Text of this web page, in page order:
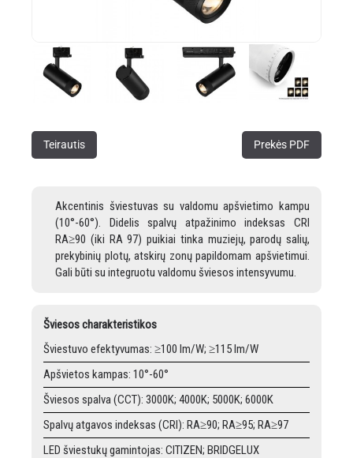
Teirautis Prekės PDF
Akcentinis šviestuvas su valdomu apšvietimo kampu
(10°-60°). Didelis spalvų atpažinimo indeksas CRI
RA≥90 (iki RA 97) puikiai tinka muziejų, parodų salių,
prekybinių plotų, atskirų zonų papildomam apšvietimui.
Gali būti su integruotu valdomu šviesos intensyvumu.
Šviesos charakteristikos
Šviestuvo efektyvumas: ≥100 lm/W; ≥115 lm/W
Apšvietos kampas: 10°-60°
Šviesos spalva (CCT): 3000K; 4000K; 5000K; 6000K
Spalvų atgavos indeksas (CRI): RA≥90; RA≥95; RA≥97
LED šviestukų gamintojas: CITIZEN; BRIDGELUX